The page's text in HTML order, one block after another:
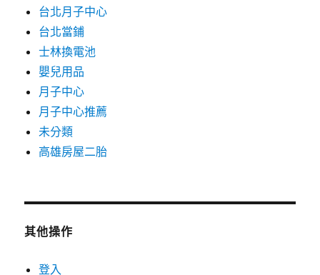
台北月子中心
台北當鋪
士林換電池
嬰兒用品
月子中心
月子中心推薦
未分類
高雄房屋二胎
其他操作
登入